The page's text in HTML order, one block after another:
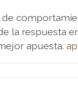
la respuesta
apuesta.